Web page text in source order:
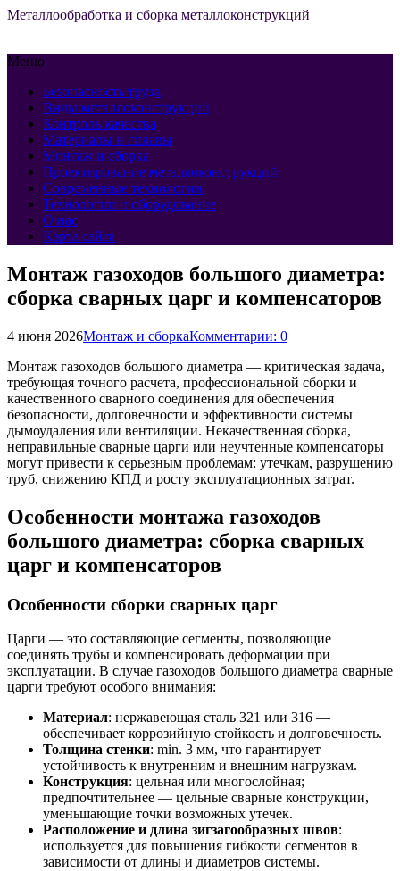
Металлообработка и сборка металлоконструкций
Меню
Безопасность труда
Виды металлоконструкций
Контроль качества
Материалы и сплавы
Монтаж и сборка
Проектирование металлоконструкций
Современные технологии
Технологии и оборудование
О нас
Карта сайта
Монтаж газоходов большого диаметра:
сборка сварных царг и компенсаторов
4 июня 2026Монтаж и сборкаКомментарии: 0
Монтаж газоходов большого диаметра — критическая задача,
требующая точного расчета, профессиональной сборки и
качественного сварного соединения для обеспечения
безопасности, долговечности и эффективности системы
дымоудаления или вентиляции. Некачественная сборка,
неправильные сварные царги или неучтенные компенсаторы
могут привести к серьезным проблемам: утечкам, разрушению
труб, снижению КПД и росту эксплуатационных затрат.
Особенности монтажа газоходов
большого диаметра: сборка сварных
царг и компенсаторов
Особенности сборки сварных царг
Царги — это составляющие сегменты, позволяющие
соединять трубы и компенсировать деформации при
эксплуатации. В случае газоходов большого диаметра сварные
царги требуют особого внимания:
Материал: нержавеющая сталь 321 или 316 —
обеспечивает коррозийную стойкость и долговечность.
Толщина стенки: min. 3 мм, что гарантирует
устойчивость к внутренним и внешним нагрузкам.
Конструкция: цельная или многослойная;
предпочтительнее — цельные сварные конструкции,
уменьшающие точки возможных утечек.
Расположение и длина зигзагообразных швов:
используется для повышения гибкости сегментов в
зависимости от длины и диаметров системы.